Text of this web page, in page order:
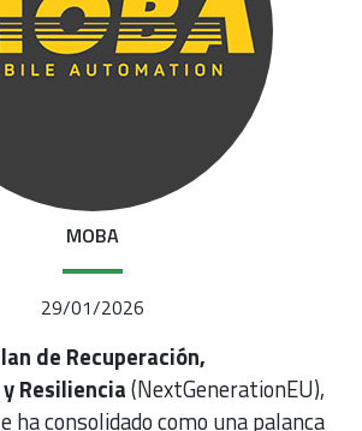
MOBA
29/01/2026
de Recuperación,
Resiliencia(NextGenerationEU),
ha consolidado como una palanca